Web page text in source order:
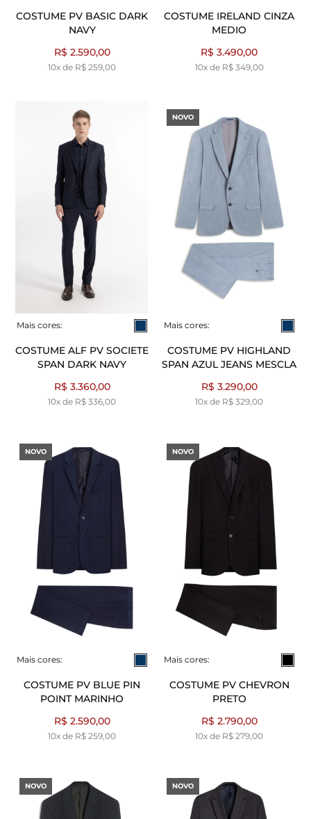
COSTUME PV BASIC DARK
NAVY
R$ 2.590,00
10x de R$ 259,00
COSTUME IRELAND CINZA
MEDIO
R$ 3.490,00
10x de R$ 349,00
Mais cores:
COSTUME ALF PV SOCIETE
SPAN DARK NAVY
R$ 3.360,00
10x de R$ 336,00
Mais cores:
COSTUME PV HIGHLAND
SPAN AZUL JEANS MESCLA
R$ 3.290,00
10x de R$ 329,00
NOVO
Mais cores:
COSTUME PV BLUE PIN
POINT MARINHO
R$ 2.590,00
10x de R$ 259,00
NOVO
Mais cores:
COSTUME PV CHEVRON
PRETO
R$ 2.790,00
10x de R$ 279,00
NOVO
NOVO NOVO